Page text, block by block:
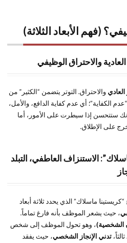
(فهم الأبعاد الثلاثة)
والاحتراق الوظيفي
العادي والاحتراق. التوتر يتضمن “الكثير” من
الكفاية”؛ أي عدم كفاية الدافع، والأمل،
ستتحسن إذا سيطرت على الأمور، أما
على الإطلاق.
الاستنزاف العاطفي، التبلد
ماسلاك” الذي يحدد ثلاثة أبعاد
، حيث يشعر الموظف بأنه فارغ تماماً.
الشخصية)، وهو تحول الموظف إلى شخص
تدني الإنجاز الشخصي، حيث يفقد